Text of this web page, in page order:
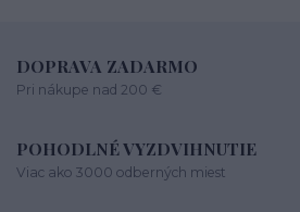
DOPRAVA ZADARMO
Pri nákupe nad 200 €
POHODLNÉ VYZDVIHNUTIE
Viac ako 3000 odberných miest